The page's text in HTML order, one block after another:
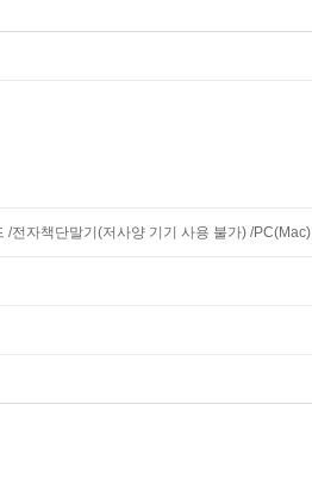
전자책단말기(저사양 기기 사용 불가) /PC(Mac)